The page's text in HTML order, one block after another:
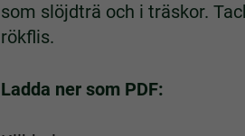
som slöjdträ och i träskor.
rökflis.
Ladda ner som PDF: